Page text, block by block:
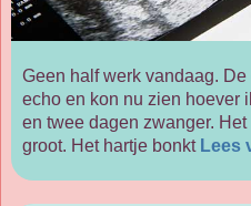
Geen half werk vandaag.
echo en kon nu zien hoever
en twee dagen zwanger.
groot. Het hartje bonkt Lees